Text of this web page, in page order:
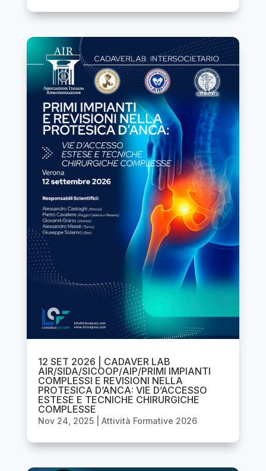
12 SET 2026 | CADAVER LAB
AIR/SIDA/SICOOP/AIP/PRIMI IMPIANTI
COMPLESSI E REVISIONI NELLA
PROTESICA D’ANCA: VIE D’ACCESSO
ESTESE E TECNICHE CHIRURGICHE
COMPLESSE
Nov 24, 2025| Attività Formative 2026